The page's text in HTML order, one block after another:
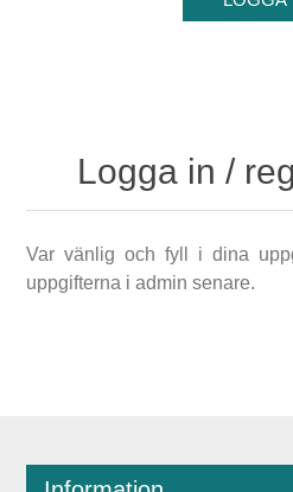
Logga in /
Var vänlig och fyll i dina
uppgifterna i admin senare.